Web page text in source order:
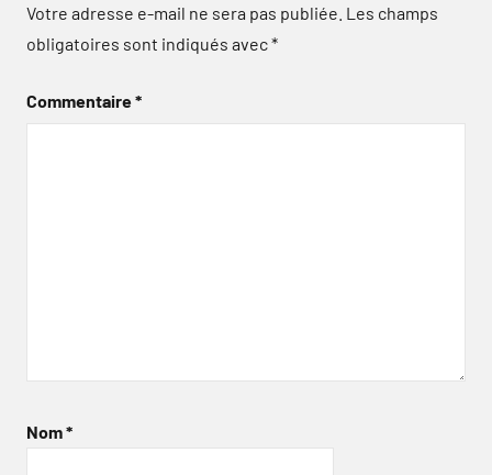
Votre adresse e-mail ne sera pas publiée. Les champs
obligatoires sont indiqués avec*
Commentaire*
Nom*